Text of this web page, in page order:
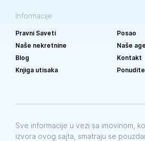
Informacije
Pravni Saveti
Posao
Naše nekretnine
Naše
Blog
Kontakt
Knjiga utisaka
Sve informacije u vezi sa imovinom,
izvora ovog sajta, smatraju se